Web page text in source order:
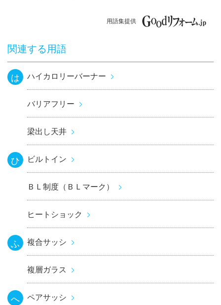
ョ
ン
用語集提供
関連する用語
は ハイカロリーバーナー
バリアフリー
梁出し天井
ひ ビルトイン
ＢＬ制度（ＢＬマーク）
ヒートショック
ふ 複合サッシ
複層ガラス
へ ペアサッシ